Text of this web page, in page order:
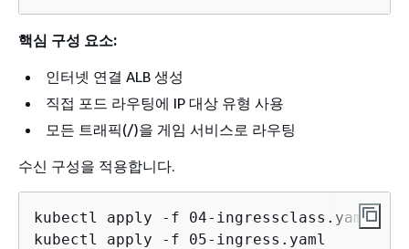
핵심 구성 요소:
인터넷 연결 ALB 생성
직접 포드 라우팅에 IP 대상 유형 사용
모든 트래픽(/)을 게임 서비스로 라우팅
수신 구성을 적용합니다.
kubectl apply -f 04-ingressclass.yaml
kubectl apply -f 05-ingress.yaml